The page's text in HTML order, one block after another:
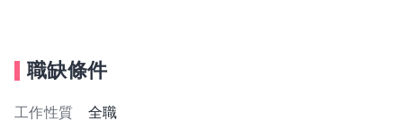
職缺條件
工作性質 全職